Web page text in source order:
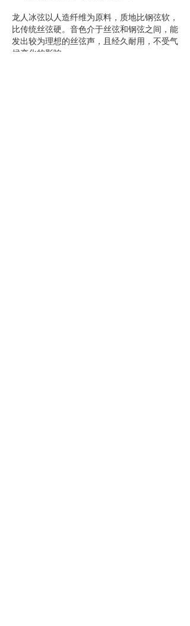
龙人冰弦以人造纤维为原料，质地比钢弦软，
比传统丝弦硬。音色介于丝弦和钢弦之间，能
发出较为理想的丝弦声，且经久耐用，不受气
候变化的影响。